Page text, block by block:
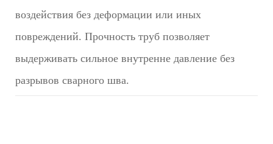
воздействия без деформации или иных
повреждений. Прочность труб позволяет
выдерживать сильное внутренне давление без
разрывов сварного шва.